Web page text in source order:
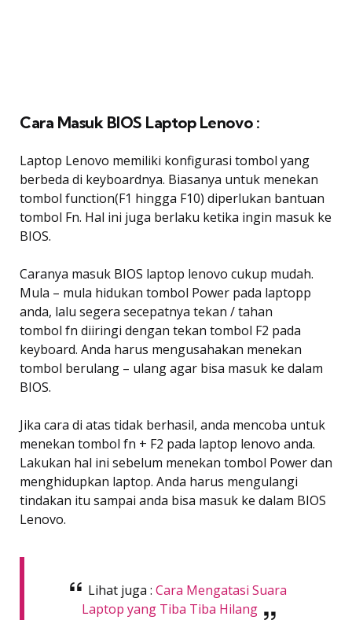
Cara Masuk BIOS Laptop Lenovo :
Laptop Lenovo memiliki konfigurasi tombol yang
berbeda di keyboardnya. Biasanya untuk menekan
tombol function(F1 hingga F10) diperlukan bantuan
tombol Fn. Hal ini juga berlaku ketika ingin masuk ke
BIOS.
Caranya masuk BIOS laptop lenovo cukup mudah.
Mula – mula hidukan tombol Power pada laptopp
anda, lalu segera secepatnya tekan / tahan
tombol fn diiringi dengan tekan tombol F2 pada
keyboard. Anda harus mengusahakan menekan
tombol berulang – ulang agar bisa masuk ke dalam
BIOS.
Jika cara di atas tidak berhasil, anda mencoba untuk
menekan tombol fn + F2 pada laptop lenovo anda.
Lakukan hal ini sebelum menekan tombol Power dan
menghidupkan laptop. Anda harus mengulangi
tindakan itu sampai anda bisa masuk ke dalam BIOS
Lenovo.
Lihat juga :Cara Mengatasi Suara
Laptop yang Tiba Tiba Hilang